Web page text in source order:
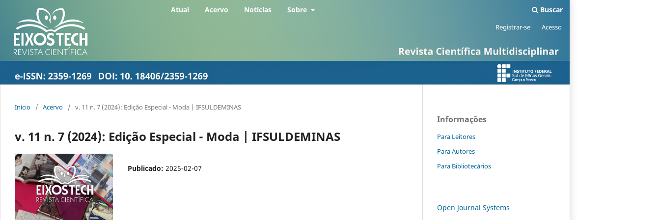
Atual Acervo Notícias Sobre Buscar
Registrar-se Acesso
Início / Acervo / v. 11 n. 7 (2024): Edição Especial - Moda | IFSULDEMINAS
v. 11 n. 7 (2024): Edição Especial - Moda | IFSULDEMINAS
Publicado: 2025-02-07
Informações
Para Leitores
Para Autores
Para Bibliotecários
Open Journal Systems